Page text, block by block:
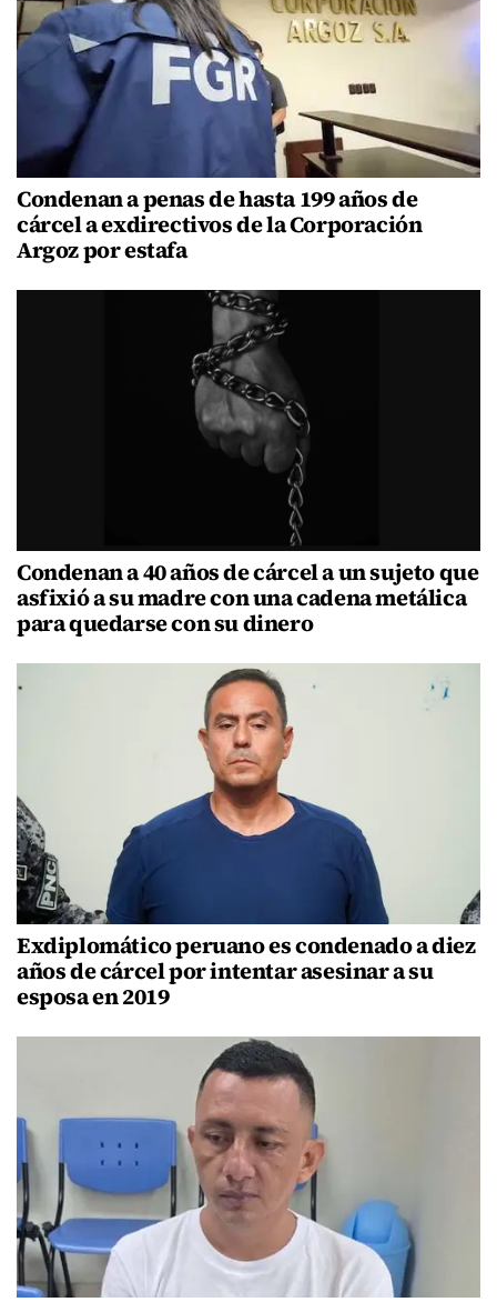
Condenan a penas de hasta 199 años de
cárcel a exdirectivos de la Corporación
Argoz por estafa
Condenan a 40 años de cárcel a un sujeto que
asfixió a su madre con una cadena metálica
para quedarse con su dinero
Exdiplomático peruano es condenado a diez
años de cárcel por intentar asesinar a su
esposa en 2019